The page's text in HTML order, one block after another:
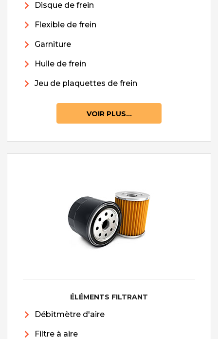
Disque de frein
Flexible de frein
Garniture
Huile de frein
Jeu de plaquettes de frein
VOIR PLUS...
ÉLÉMENTS FILTRANT
Débitmètre d'aire
Filtre à aire